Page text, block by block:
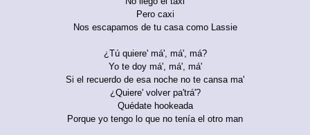
Pero caxi
Nos escapamos de tu casa como Lassie
¿Tú quiere' má', má', má?
Yo te doy má', má', má'
Si el recuerdo de esa noche no te cansa ma'
¿Quiere' volver pa'trá'?
Quédate hookeada
Porque yo tengo lo que no tenía el otro man